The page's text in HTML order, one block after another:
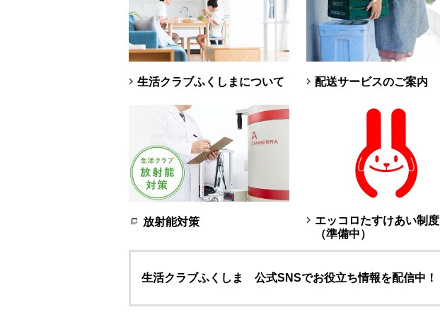
生活クラブふくしまについて 配送サービスのご案内
放射能対策
エッコロたすけあい制度
（準備中）
生活クラブふくしま 公式SNSでお役立ち情報を配信中！